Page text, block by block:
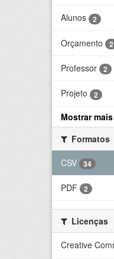
Alunos 2
Orçamento 2
Professor 2
Projeto 2
Mostrar
Formatos
CSV
34
PDF 2
Licenças
Creative